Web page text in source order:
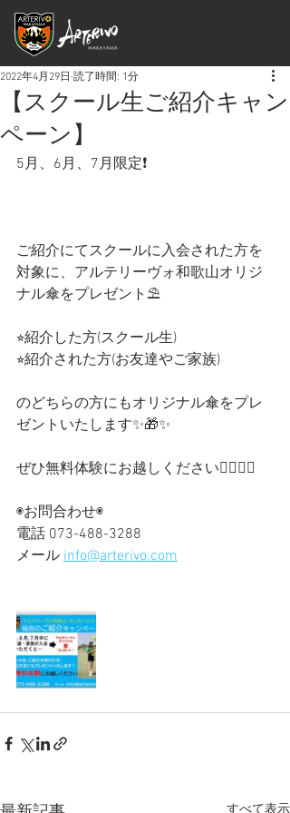
【スクール生ご紹介キャン
ペーン】
2022年4月29日 読了時間: 1分
5月、6月、7月限定❗️
ご紹介にてスクールに入会された方を
対象に、アルテリーヴォ和歌山オリジ
ナル傘をプレゼント⛱
⭐︎紹介した方(スクール生)
⭐︎紹介された方(お友達やご家族)
のどちらの方にもオリジナル傘をプレ
ゼントいたします✨🎁✨
ぜひ無料体験にお越しください🙆‍♀️🙆‍♂️
◉お問合わせ◉
電話 073-488-3288
メール info@arterivo.com
すべて表示